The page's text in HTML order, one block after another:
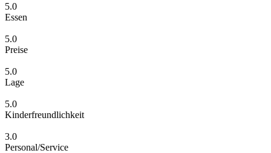
5.0
Essen
5.0
Preise
5.0
Lage
5.0
Kinderfreundlichkeit
3.0
Personal/Service